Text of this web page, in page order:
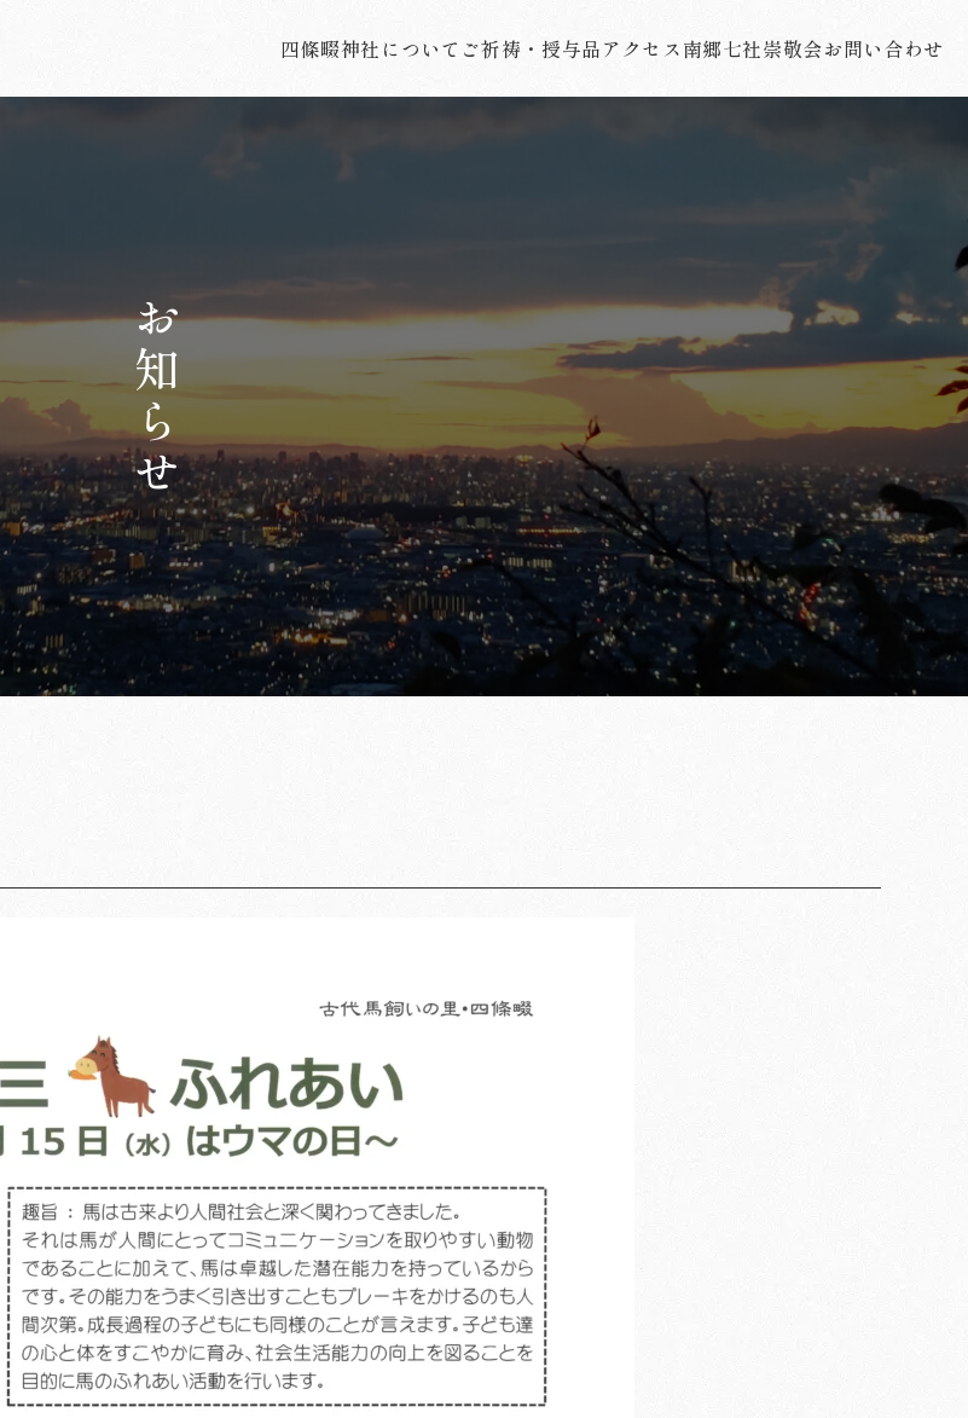
四條畷神社について ご祈祷・授与品アクセス南郷七社崇敬会お問い合わせ
お知らせ